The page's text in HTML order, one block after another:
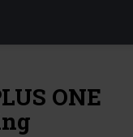
ONE